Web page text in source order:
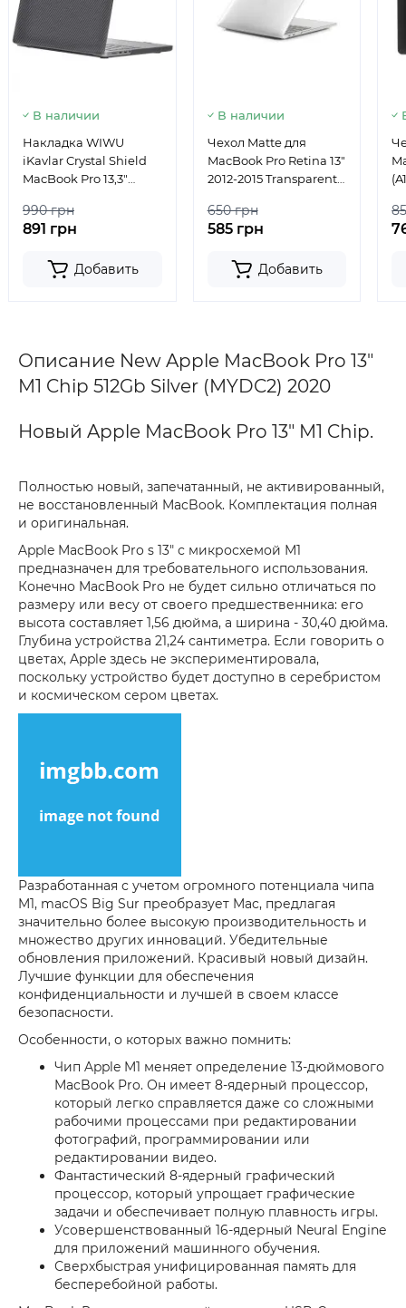
В наличии
Накладка WIWU
iKavlar Crystal Shield
MacBook Pro 13,3"
990 грн
891 грн
Добавить
В наличии
Чехол Matte для
MacBook Pro Retina 13"
2012-2015 Transparent
650 грн
585 грн
Добавить
Описание New Apple MacBook Pro 13"
M1 Chip 512Gb Silver (MYDC2) 2020
Новый Apple MacBook Pro 13" M1 Chip.
Полностью новый, запечатанный, не активированный,
не восстановленный MacBook. Комплектация полная
и оригинальная.
Apple MacBook Pro s 13" с микросхемой М1
предназначен для требовательного использования.
Конечно MacBook Pro не будет сильно отличаться по
размеру или весу от своего предшественника: его
высота составляет 1,56 дюйма, а ширина - 30,40 дюйма.
Глубина устройства 21,24 сантиметра. Если говорить о
цветах, Apple здесь не экспериментировала,
поскольку устройство будет доступно в серебристом
и космическом сером цветах.
Разработанная с учетом огромного потенциала чипа
M1, macOS Big Sur преобразует Mac, предлагая
значительно более высокую производительность и
множество других инноваций. Убедительные
обновления приложений. Красивый новый дизайн.
Лучшие функции для обеспечения
конфиденциальности и лучшей в своем классе
безопасности.
Особенности, о которых важно помнить:
Чип Apple M1 меняет определение 13-дюймового
MacBook Pro. Он имеет 8-ядерный процессор,
который легко справляется даже со сложными
рабочими процессами при редактировании
фотографий, программировании или
редактировании видео.
Фантастический 8-ядерный графический
процессор, который упрощает графические
задачи и обеспечивает полную плавность игры.
Усовершенствованный 16-ядерный Neural Engine
для приложений машинного обучения.
Сверхбыстрая унифицированная память для
бесперебойной работы.